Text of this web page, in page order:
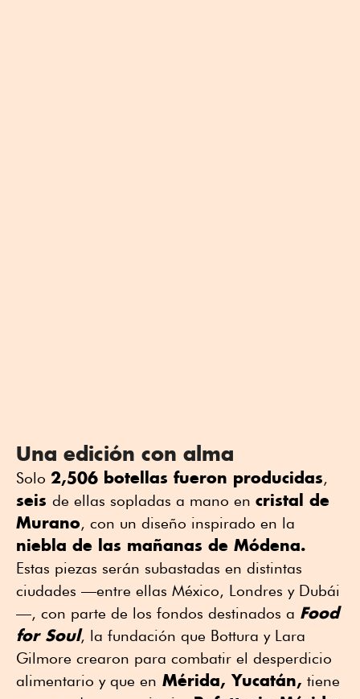
Una edición con alma
Solo 2,506 botellas fueron producidas,
seis de ellas sopladas a mano en cristal de
Murano, con un diseño inspirado en la
niebla de las mañanas de Módena.
Estas piezas serán subastadas en distintas
ciudades —entre ellas México, Londres y Dubái
—, con parte de los fondos destinados a Food
for Soul, la fundación que Bottura y Lara
Gilmore crearon para combatir el desperdicio
alimentario y que en Mérida, Yucatán, tiene